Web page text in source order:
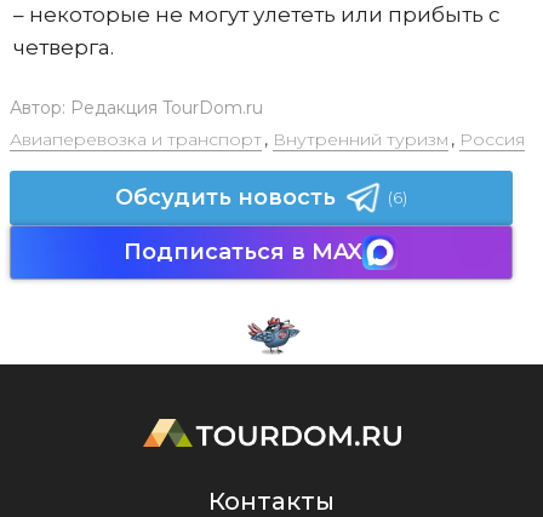
– некоторые не могут улететь или прибыть с
четверга.
Автор: Редакция TourDom.ru
Авиаперевозка и транспорт, Внутренний туризм , Россия
Обсудить новость (6)
Подписаться в MAX
Контакты